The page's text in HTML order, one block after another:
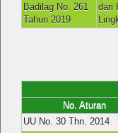
Badilag No. 261
Tahun 2019
dari
No. Aturan
UU No. 30 Thn. 2014